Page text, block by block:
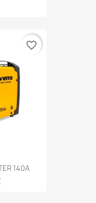
140A
favorite_border